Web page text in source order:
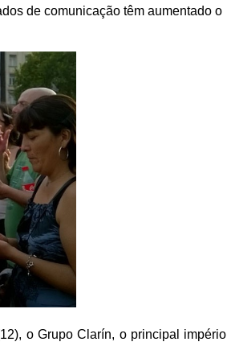
de comunicação têm aumentado o
o Grupo Clarín, o principal império